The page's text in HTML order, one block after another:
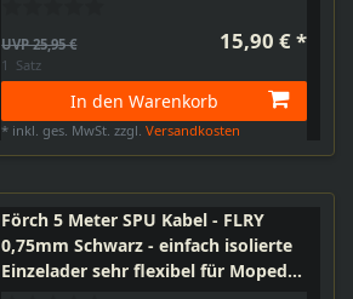
UVP 25,95 € 15,90 € *
1 Satz
In den Warenkorb
* inkl. ges. MwSt. zzgl.Versandkosten
Förch 5 Meter SPU Kabel - FLRY
0,75mm Schwarz - einfach isolierte
Einzelader sehr flexibel für Moped